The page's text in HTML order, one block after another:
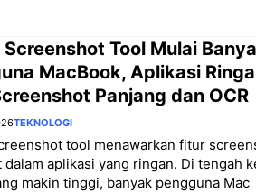
Tool Mulai
MacBook, Aplikasi
Panjang dan OCR
TEKNOLOGI
tool menawarkan fitur
dalam aplikasi yang ringan. Di tengah
makin tinggi, banyak pengguna Mac